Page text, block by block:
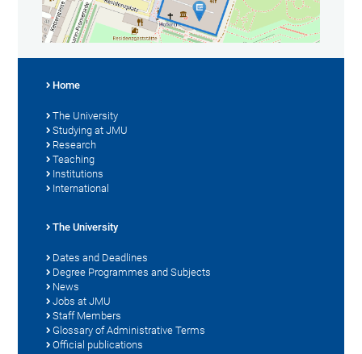
Home
The University
Studying at JMU
Research
Teaching
Institutions
International
The University
Dates and Deadlines
Degree Programmes and Subjects
News
Jobs at JMU
Staff Members
Glossary of Administrative Terms
Official publications